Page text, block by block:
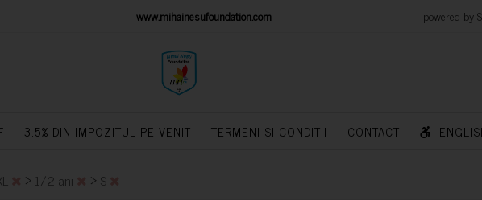
PLATFORM www.mihainesufoundation.com powered by
3.5% DIN IMPOZITUL PE VENIT TERMENI SI CONDITII CONTACT
> 1/2 ani > S